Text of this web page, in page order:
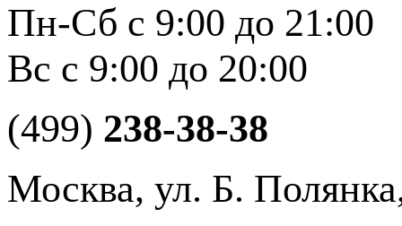
Пн-Сб с 9:00 до 21:00
Вс с 9:00 до 20:00
(499) 238-38-38
Москва, ул. Б.